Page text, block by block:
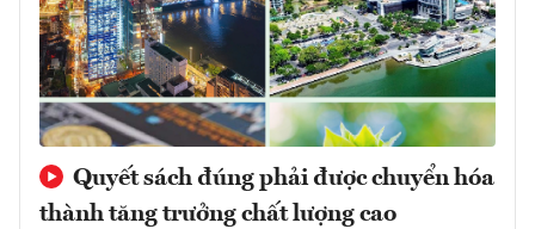
Quyết sách đúng phải được chuyển hóa
thành tăng trưởng chất lượng cao